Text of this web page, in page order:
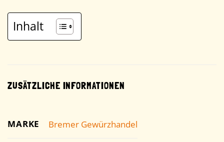
Inhalt
ZUSÄTZLICHE INFORMATIONEN
MARKE Bremer Gewürzhandel